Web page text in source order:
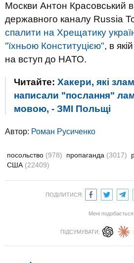
Москви Антон Красовський в
державного каналу Russia
спалити на Хрещатику
"їхньою Конституцією", в
на вступ до НАТО.
Читайте: Хакери, які
написали "послання"
мовою, - ЗМІ Польщі
Автор: Роман Русиченко
посольство (978) пропаганда (3017)
США (22409)
ПОДІЛИТИСЯ:
Мені подобається
ПІДСУМУВАТИ: